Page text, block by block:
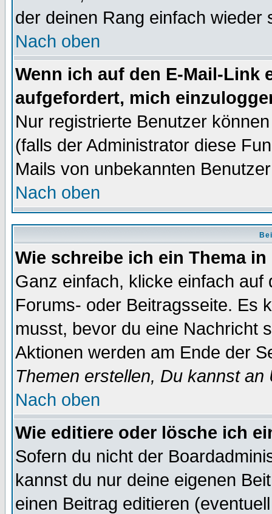
der deinen Rang einfach wieder
Nach oben
Wenn ich auf den E-Mail-Link
aufgefordert, mich
Nur registrierte Benutzer
(falls der Administrator diese
Mails von unbekannten
Nach oben
Wie schreibe ich ein Thema
Ganz einfach, klicke einfach
Forums- oder Beitragsseite. Es
musst, bevor du eine Nachricht
Aktionen werden am Ende der
Themen erstellen, Du kannst
Nach oben
Wie editiere oder lösche ich
Sofern du nicht der
kannst du nur deine eigenen
einen Beitrag editieren